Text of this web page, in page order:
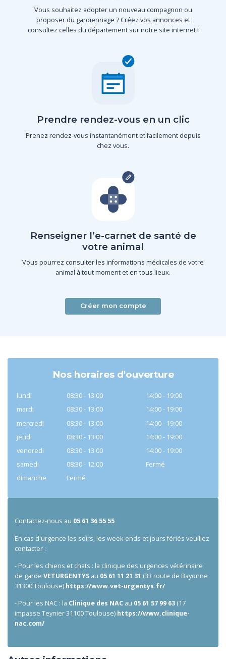
Vous souhaitez adopter un nouveau compagnon ou
proposer du gardiennage ? Créez vos annonces et
consultez celles du département sur notre site internet !
Prendre rendez-vous en un clic
Prenez rendez-vous instantanément et facilement depuis
chez vous.
Renseigner l’e-carnet de santé de
votre animal
Vous pourrez consulter les informations médicales de votre
animal à tout moment et en tous lieux.
Créer mon compte
Nos horaires d'ouverture
lundi 08:30 - 13:00
14:00 - 19:00
mardi
08:30 - 13:00
14:00 - 19:00
mercredi
08:30 - 13:00
14:00 - 19:00
jeudi
08:30 - 13:00
14:00 - 19:00
vendredi
08:30 - 13:00
14:00 - 19:00
samedi
08:30 - 12:00
Fermé
dimanche
Fermé
Contactez-nous au 05 61 36 55 55
En cas d'urgence les soirs, les week-ends et jours fériés veuillez
contacter :
- Pour les chiens et chats : la clinique des urgences vétérinaire
de gardeVETURGENTYS au 05 61 11 21 31 (33 route de Bayonne
31300 Toulouse) https://www.vet-urgentys.fr/
- Pour les NAC : la Clinique des NAC au 05 61 57 99 63 (17
impasse Teynier31100 Toulouse) https://www.clinique-
nac.com/